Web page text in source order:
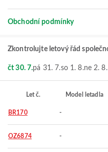
Obchodní podmínky
Zkontrolujte letový řád
čt 30. 7.pá 31. 7.so 1. 8.ne 2. 8.
Let č. Model letadla
BR170 -
OZ6874 -